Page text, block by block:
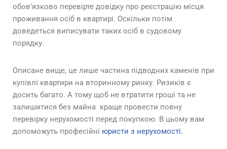
обов’язково перевірте довідку про реєстрацію місця
проживання осіб в квартирі. Оскільки потім
доведеться виписувати таких осіб в судовому
порядку.
Описане вище, це лише частина підводних каменів при
купівлі квартири на вторинному ринку. Ризиків є
досить багато. А тому щоб не втратити гроші та не
залишитися без майна краще провести повну
перевірку нерухомості перед покупкою. В цьому вам
допоможуть професійні юристи з нерухомості.